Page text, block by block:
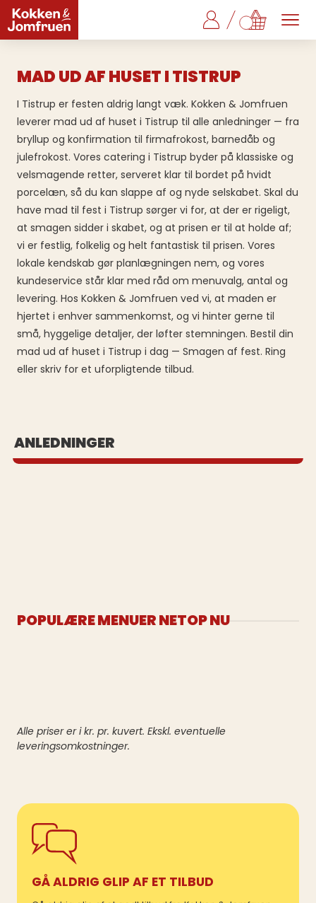
MAD UD AF HUSET I TISTRUP
I Tistrup er festen aldrig langt væk. Kokken & Jomfruen
leverer mad ud af huset i Tistrup til alle anledninger — fra
bryllup og konfirmation til firmafrokost, barnedåb og
julefrokost. Vores catering i Tistrup byder på klassiske og
velsmagende retter, serveret klar til bordet på hvidt
porcelæn, så du kan slappe af og nyde selskabet. Skal du
have mad til fest i Tistrup sørger vi for, at der er rigeligt,
at smagen sidder i skabet, og at prisen er til at holde af;
vi er festlig, folkelig og helt fantastisk til prisen. Vores
lokale kendskab gør planlægningen nem, og vores
kundeservice står klar med råd om menuvalg, antal og
levering. Hos Kokken & Jomfruen ved vi, at maden er
hjertet i enhver sammenkomst, og vi hinter gerne til
små, hyggelige detaljer, der løfter stemningen. Bestil din
mad ud af huset i Tistrup i dag — Smagen af fest. Ring
eller skriv for et uforpligtende tilbud.
ANLEDNINGER
Se vores populære buffeter
POPULÆRE MENUER NETOP NU
Alle priser er i kr. pr. kuvert. Ekskl. eventuelle
leveringsomkostninger.
GÅ ALDRIG GLIP AF ET TILBUD